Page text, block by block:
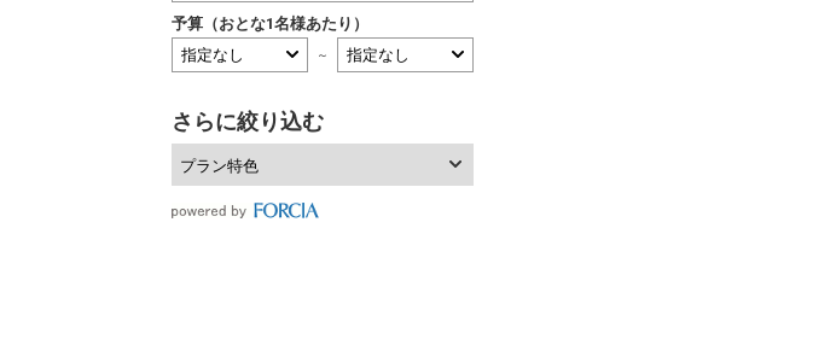
予算（おとな1名様あたり）
～
さらに絞り込む
プラン特色